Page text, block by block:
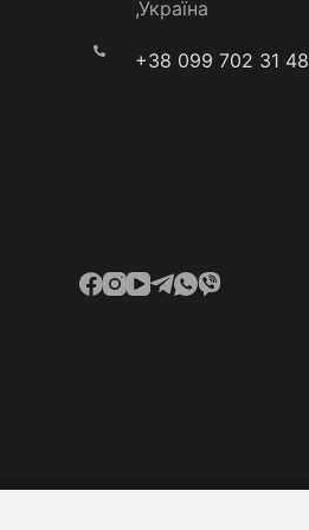
,Україна
+38 099 702 31 48